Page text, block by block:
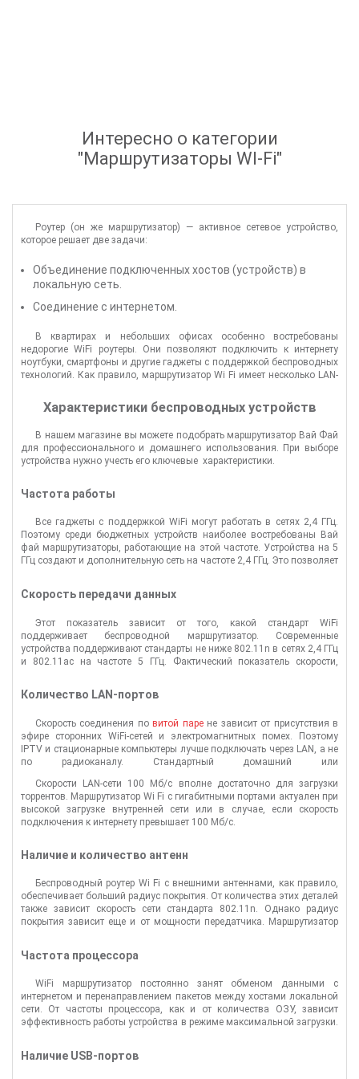
Интересно о категории
" Маршрутизаторы WI-Fi"
Роутер (он же маршрутизатор) — активное сетевое устройство,
которое решает две задачи:
Объединение подключенных хостов (устройств) в
локальную сеть.
Соединение с интернетом.
В квартирах и небольших офисах особенно востребованы
недорогие WiFi роутеры. Они позволяют подключить к интернету
ноутбуки, смартфоны и другие гаджеты с поддержкой беспроводных
технологий. Как правило, маршрутизатор Wi Fi имеет несколько LAN-
стационарных ПК, приставок и телевизоров с поддержкойIPTV
Характеристики беспроводных устройств
В нашем магазине вы можете подобрать маршрутизатор Вай Фай
для профессионального и домашнего использования. При выборе
устройства нужно учесть его ключевые характеристики.
Частота работы
Все гаджеты с поддержкой WiFi могут работать в сетях 2,4 ГГц.
Поэтому среди бюджетных устройств наиболее востребованы Вай
фай маршрутизаторы, работающие на этой частоте. Устройства на 5
ГГц создают и дополнительную сеть на частоте 2,4 ГГц. Это позволяет
распространения сигнала. Диапазон 2,4 ГГц имеет меньше каналов и
домах. Зато радиоволны меньшей частоты лучше проникают сквозь
стены, перекрытия, листву и другие препятствия. Преимущество 5 ГГц
— большая скорость передачи трафика.
Скорость передачи данных
Этот показатель зависит от того, какой стандарт WiFi
поддерживает беспроводной маршрутизатор. Современные
устройства поддерживают стандарты не ниже 802.11n в сетях 2,4 ГГц
и 802.11ac на частоте 5 ГГц. Фактический показатель скорости,
помех от электроприборов и соседних WiFi сетей.
Количество LAN-портов
Скорость соединения повитой парене зависит от присутствия в
эфире сторонних WiFi-сетей и электромагнитных помех. Поэтому
IPTV и стационарные компьютеры лучше подключать через LAN, а не
по радиоканалу. Стандартный домашний или
одного до пяти гнезд для подключения витой пары. При
необходимости к роутеру можно подключить больше устройств, но
для этого придется покупатьсвитч.
Скорости LAN-сети 100 Мб/с вполне достаточно для загрузки
торрентов. Маршрутизатор Wi Fi с гигабитными портами актуален при
высокой загрузке внутренней сети или в случае, если скорость
подключения к интернету превышает 100 Мб/с.
Наличие и количество антенн
Беспроводный роутер Wi Fi с внешними антеннами, как правило,
обеспечивает больший радиус покрытия. От количества этих деталей
также зависит скорость сети стандарта 802.11n. Однако радиус
покрытия зависит еще и от мощности передатчика. Маршрутизатор
Поэтому при покупке лучше ориентироваться на технические
Частота процессора
WiFi маршрутизатор постоянно занят обменом данными с
интернетом и перенаправлением пакетов между хостами локальной
сети. От частоты процессора, как и от количества ОЗУ, зависит
эффективность работы устройства в режиме максимальной загрузки.
Наличие USB-портов